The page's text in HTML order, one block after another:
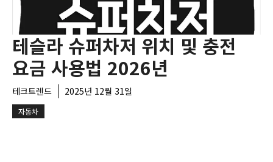
테슬라 슈퍼차저 위치 및 충전
요금 사용법 2026년
테크트렌드 2025년 12월 31일
자동차